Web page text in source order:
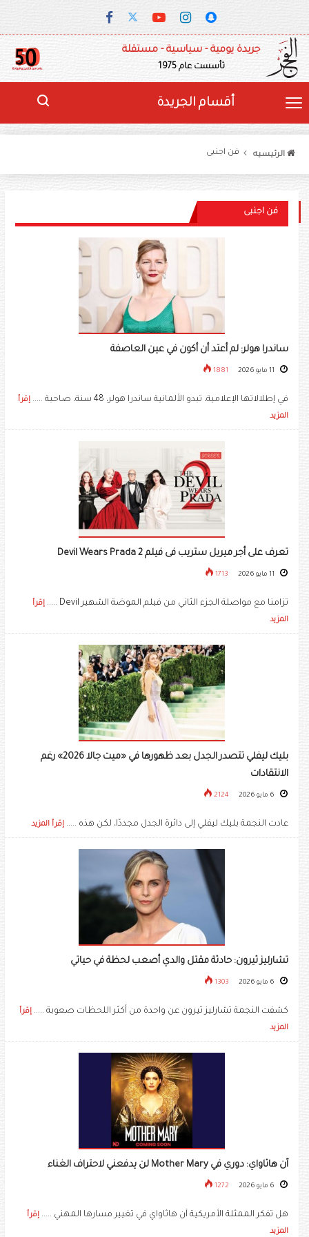
جريدة يومية - سياسية - مستقلة
تأسست عام 1975
أقسام الجريدة
الرئيسيه فن اجنبى
فن اجنبى
ساندرا هولر: لم أعتد أن أكون في عين العاصفة
1881
في إطلالاتها الإعلامية، تبدو الألمانية ساندرا هولر، 48 سنة، صاحبة .....
إقرأ
المزيد
تعرف على أجر ميريل ستريب فى فيلم Devil Wears Prada 2
1713
تزامنا مع مواصلة الجزء الثاني من فيلم الموضة الشهير Devil .....
إقرأ
المزيد
بليك ليفلي تتصدر الجدل بعد ظهورها في «ميت جالا 2026» رغم
الانتقادات
2124
عادت النجمة بليك ليفلي إلى دائرة الجدل مجددًا، لكن هذه ..... إقرأ المزيد
تشارليز ثيرون: حادثة مقتل والدي أصعب لحظة في حياتي
1303
كشفت النجمة تشارليز ثيرون عن واحدة من أكثر اللحظات صعوبة ..... إقرأ
المزيد
آن هاثاواي: دوري في Mother Mary لن يدفعني لاحتراف الغناء
1272
هل تفكر الممثلة الأمريكية آن هاثاواي في تغيير مسارها المهني ..... إقرأ
المزيد